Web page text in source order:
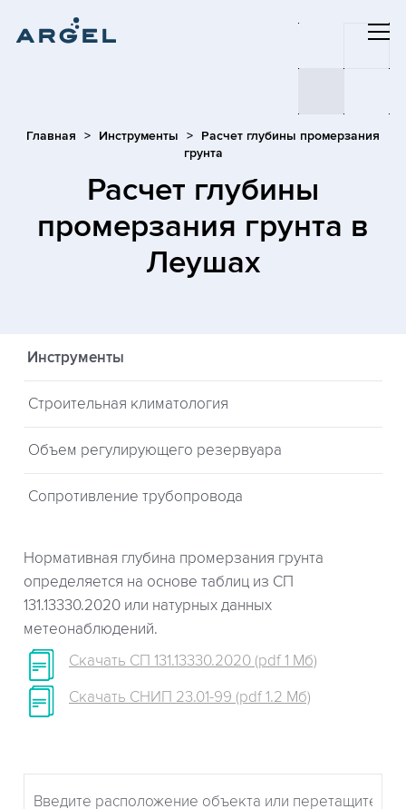
Главная Инструменты
Расчет глубины промерзания
грунта
Расчет глубины
промерзания грунта в
Леушах
Инструменты
Строительная климатология
Объем регулирующего резервуара
Сопротивление трубопровода
Нормативная глубина промерзания грунта
определяется на основе таблиц из СП
131.13330.2020 или натурных данных
метеонаблюдений.
Скачать СП 131.13330.2020 (pdf 1 Мб)
Скачать СНИП 23.01-99 (pdf 1.2 Мб)